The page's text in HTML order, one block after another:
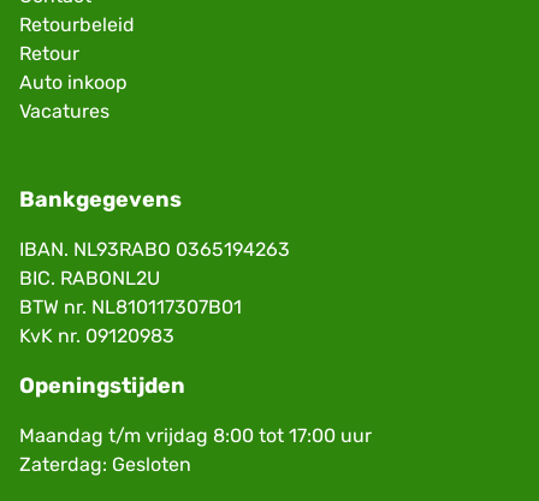
Retourbeleid
Retour
Auto inkoop
Vacatures
Bankgegevens
IBAN. NL93RABO 0365194263
BIC. RABONL2U
BTW nr. NL810117307B01
KvK nr. 09120983
Openingstijden
Maandag t/m vrijdag 8:00 tot 17:00 uur
Zaterdag: Gesloten